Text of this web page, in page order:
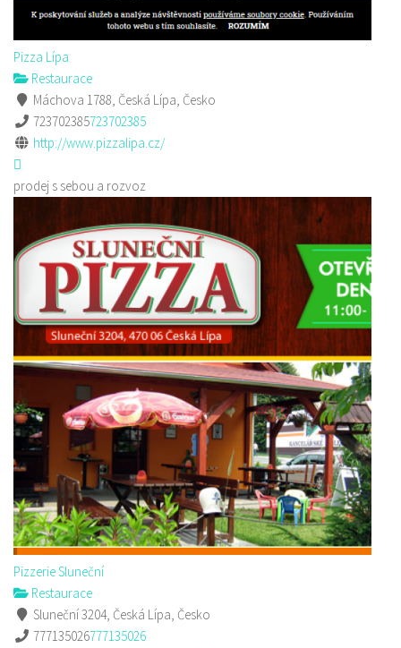
Pizza Lípa
Restaurace
Máchova 1788, Česká Lípa, Česko
723702385723702385
http://www.pizzalipa.cz/
prodej s sebou a rozvoz
Pizzerie Sluneční
Restaurace
Sluneční 3204, Česká Lípa, Česko
777135026777135026